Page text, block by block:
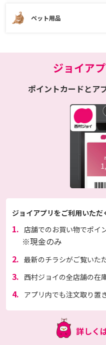
ペット用品
ジョイア
ポイントカードとア
ジョイアプリをご利用いただ
1. 店舗でのお買い物でポイ
※現金のみ
2. 最新のチラシがご覧いた
3. 西村ジョイの全店舗の在
4. アプリ内でも注文取り置
詳しく